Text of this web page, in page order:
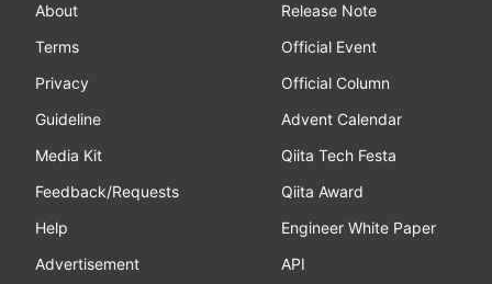
About
Terms
Privacy
Guideline
Media Kit
Feedback/Requests
Help
Advertisement
Release Note
Official Event
Official Column
Advent Calendar
Qiita Tech Festa
Qiita Award
Engineer White Paper
API